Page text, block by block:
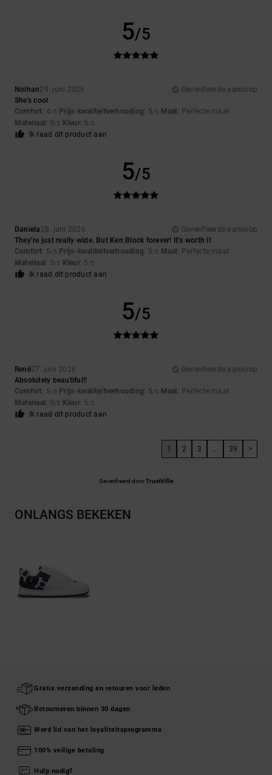
5/5
Nolhan29. juni 2026
Geverifieerde aankoop
She's cool
Comfort: 4/5 Prijs-kwaliteitverhouding: 5/5 Maat: Perfecte maat
Materiaal : 5/5 Kleur: 5 /5
Ik raad dit product aan
5/5
Daniela 28. juni 2026
Geverifieerde aankoop
They’re just really wide. But Ken Block forever! It’s worth it
Comfort: 5/5 Prijs-kwaliteitverhouding: 5/5 Maat: Perfecte maat
Materiaal : 5/5 Kleur: 5 /5
Ik raad dit product aan
5/5
René27. juni 2026
Geverifieerde aankoop
Absolutely beautiful!!
Comfort: 5/5 Prijs-kwaliteitverhouding: 5/5 Maat: Perfecte maat
Materiaal : 5/5 Kleur: 5 /5
Ik raad dit product aan
1 2 3 ... 39 >
Geverifieerd doorTrustVille
ONLANGS BEKEKEN
Gratis verzending en retouren voor leden
Retourneren binnen 30 dagen
Word lid van het loyaliteitsprogramma
100% veilige betaling
Hulp nodig?